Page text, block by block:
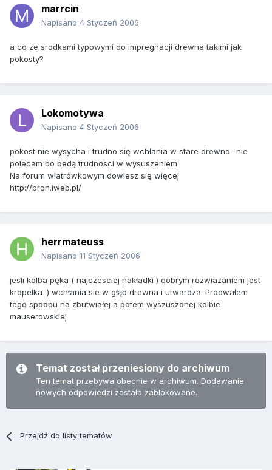
marrcin
Napisano 4 Styczeń 2006
a co ze srodkami typowymi do impregnacji drewna takimi jak
pokosty?
Lokomotywa
Napisano 4 Styczeń 2006
pokost nie wysycha i trudno się wchłania w stare drewno- nie
polecam bo bedą trudnosci w wysuszeniem
Na forum wiatrówkowym dowiesz się więcej
http://bron.iweb.pl/
herrmateuss
Napisano 11 Styczeń 2006
jesli kolba pęka ( najczesciej nakładki ) dobrym rozwiazaniem jest
kropelka :) wchłania sie w głąb drewna i utwardza. Proowałem
tego spoobu na zbutwiałej a potem wyszuszonej kolbie
mauserowskiej
Temat został przeniesiony do archiwum
Ten temat przebywa obecnie w archiwum. Dodawanie
nowych odpowiedzi zostało zablokowane.
Przejdź do listy tematów